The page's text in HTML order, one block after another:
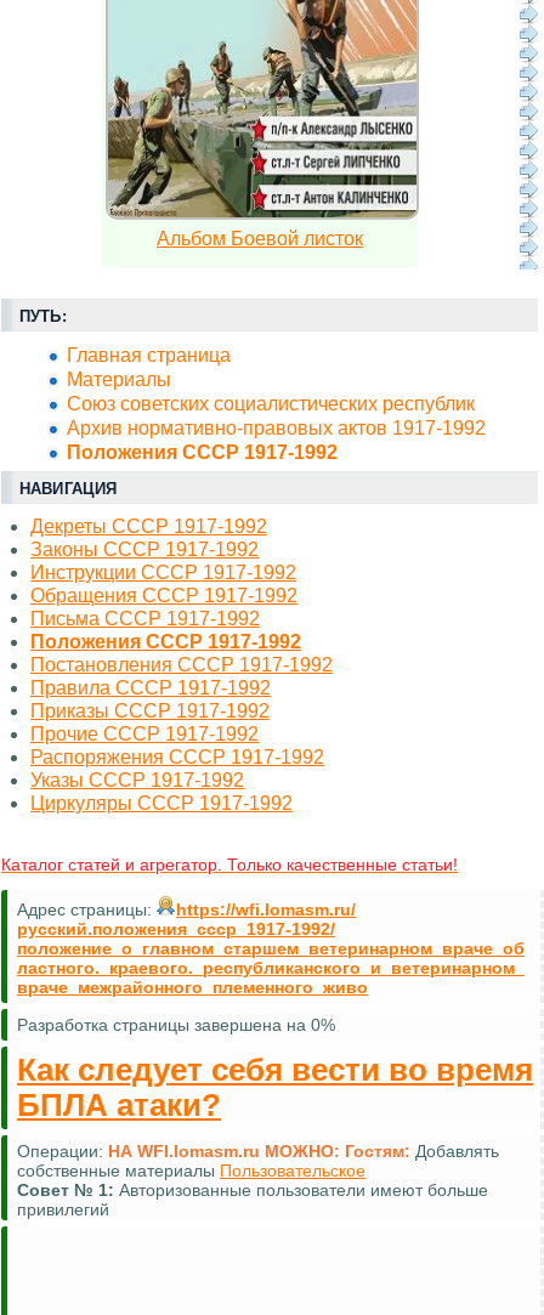
Альбом Боевой листок
ПУТЬ:
Главная страница
Материалы
Союз советских социалистических республик
Архив нормативно-правовых актов 1917-1992
Положения СССР 1917-1992
НАВИГАЦИЯ
Декреты СССР 1917-1992
Законы СССР 1917-1992
Инструкции СССР 1917-1992
Обращения СССР 1917-1992
Письма СССР 1917-1992
Положения СССР 1917-1992
Постановления СССР 1917-1992
Правила СССР 1917-1992
Приказы СССР 1917-1992
Прочие СССР 1917-1992
Распоряжения СССР 1917-1992
Указы СССР 1917-1992
Циркуляры СССР 1917-1992
Каталог статей и агрегатор. Только качественные статьи!
Адрес страницы:
https://wfi.lomasm.ru/
русский.положения_ссср_1917-1992/
положение_о_главном_старшем_ветеринарном_враче_об
ластного._краевого._республиканского_и_ветеринарном_
враче_межрайонного_племенного_живо
Разработка страницы завершена на 0%
Как следует себя вести во время
БПЛА атаки?
Операции: НА WFI.lomasm.ru МОЖНО: Гостям: Добавлять
собственные материалы Пользовательское
Совет № 1: Авторизованные пользователи имеют больше
привилегий